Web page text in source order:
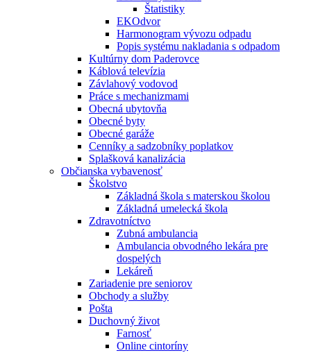
Štatistiky
EKOdvor
Harmonogram vývozu odpadu
Popis systému nakladania s odpadom
Kultúrny dom Paderovce
Káblová televízia
Závlahový vodovod
Práce s mechanizmami
Obecná ubytovňa
Obecné byty
Obecné garáže
Cenníky a sadzobníky poplatkov
Splašková kanalizácia
Občianska vybavenosť
Školstvo
Základná škola s materskou školou
Základná umelecká škola
Zdravotníctvo
Zubná ambulancia
Ambulancia obvodného lekára pre
dospelých
Lekáreň
Zariadenie pre seniorov
Obchody a služby
Pošta
Duchovný život
Farnosť
Online cintoríny